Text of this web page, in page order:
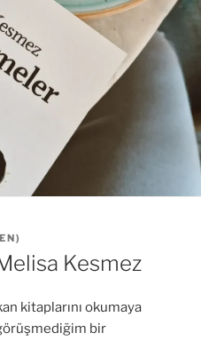
)
Kesmez
kitaplarını okumaya
bir